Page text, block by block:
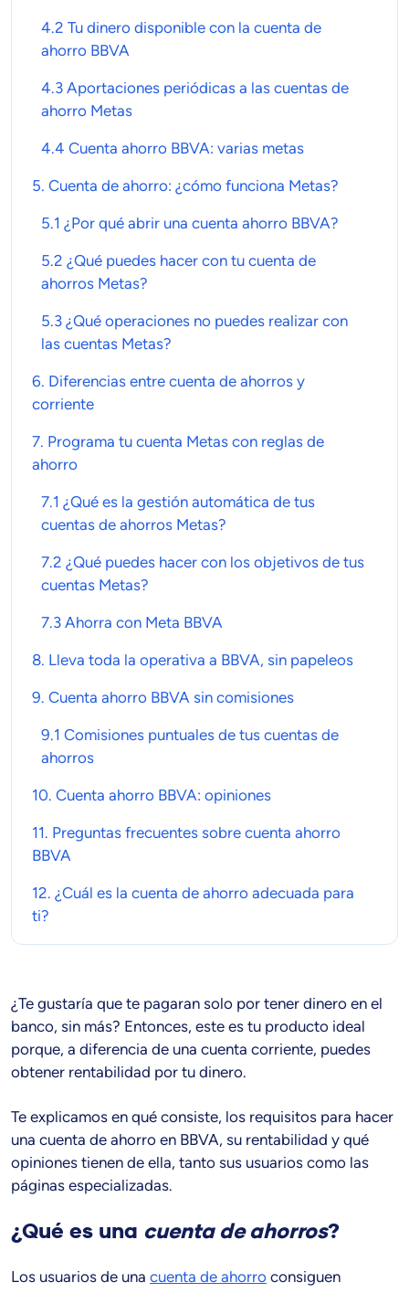
4.2 Tu dinero disponible con la cuenta de
ahorro BBVA
4.3 Aportaciones periódicas a las cuentas de
ahorro Metas
4.4 Cuenta ahorro BBVA: varias metas
5. Cuenta de ahorro: ¿cómo funciona Metas?
5.1 ¿Por qué abrir una cuenta ahorro BBVA?
5.2 ¿Qué puedes hacer con tu cuenta de
ahorros Metas?
5.3 ¿Qué operaciones no puedes realizar con
las cuentas Metas?
6. Diferencias entre cuenta de ahorros y
corriente
7. Programa tu cuenta Metas con reglas de
ahorro
7.1 ¿Qué es la gestión automática de tus
cuentas de ahorros Metas?
7.2 ¿Qué puedes hacer con los objetivos de tus
cuentas Metas?
7.3 Ahorra con Meta BBVA
8. Lleva toda la operativa a BBVA, sin papeleos
9. Cuenta ahorro BBVA sin comisiones
9.1 Comisiones puntuales de tus cuentas de
ahorros
10. Cuenta ahorro BBVA: opiniones
11. Preguntas frecuentes sobre cuenta ahorro
BBVA
12. ¿Cuál es la cuenta de ahorro adecuada para
ti?
¿Te gustaría que te pagaran solo por tener dinero en el
banco, sin más? Entonces, este es tu producto ideal
porque, a diferencia de una cuenta corriente, puedes
obtener rentabilidad por tu dinero.
Te explicamos en qué consiste, los requisitos para hacer
una cuenta de ahorro en BBVA, su rentabilidad y qué
opiniones tienen de ella, tanto sus usuarios como las
páginas especializadas.
¿Qué es una cuenta de ahorros?
Los usuarios de una cuenta de ahorro consiguen